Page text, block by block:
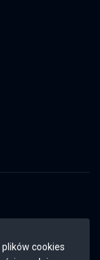
cookies